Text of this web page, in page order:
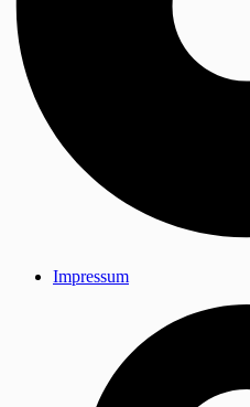
Impressum